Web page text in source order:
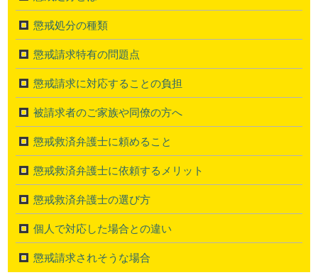
懲戒処分の種類
懲戒請求特有の問題点
懲戒請求に対応することの負担
被請求者のご家族や同僚の方へ
懲戒救済弁護士に頼めること
懲戒救済弁護士に依頼するメリット
懲戒救済弁護士の選び方
個人で対応した場合との違い
懲戒請求されそうな場合